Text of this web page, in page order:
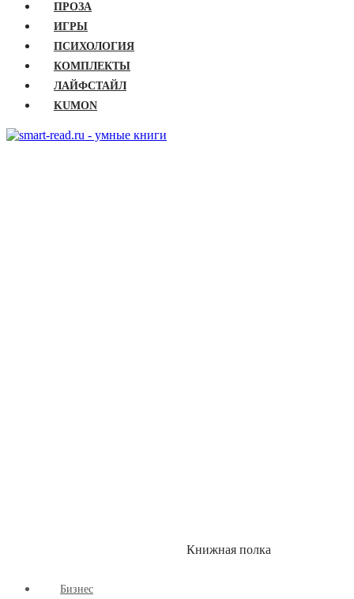
ПРОЗА
ИГРЫ
ПСИХОЛОГИЯ
КОМПЛЕКТЫ
ЛАЙФСТАЙЛ
KUMON
Книжная полка
Бизнес